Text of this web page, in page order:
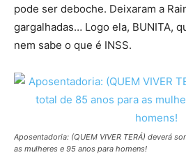
pode ser deboche. Deixaram a
gargalhadas… Logo ela, BUNITA,
nem sabe o que é INSS.
Aposentadoria: (QUEM VIVER TERÁ) deverá
as mulheres e 95 anos para homens!